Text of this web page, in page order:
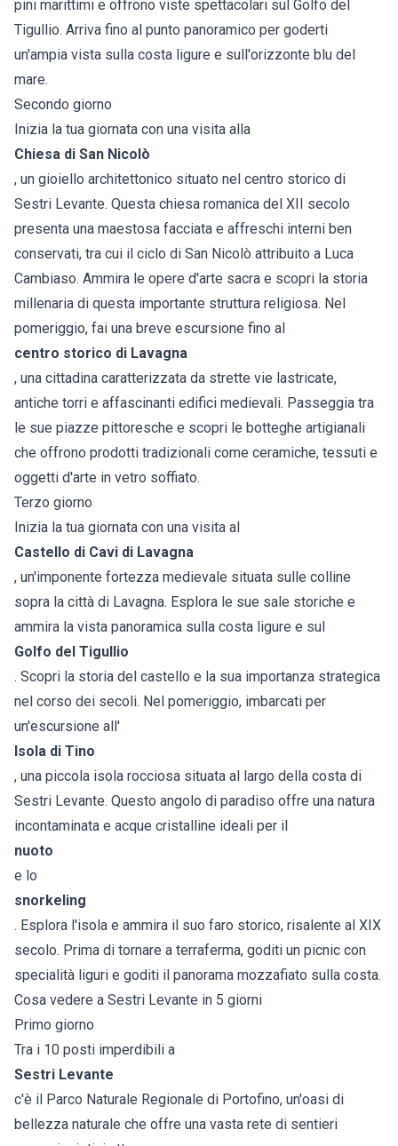
pini marittimi e offrono viste spettacolari sul Golfo del
Tigullio. Arriva fino al punto panoramico per goderti
un'ampia vista sulla costa ligure e sull'orizzonte blu del
mare.
Secondo giorno
Inizia la tua giornata con una visita alla
Chiesa di San Nicolò
, un gioiello architettonico situato nel centro storico di
Sestri Levante. Questa chiesa romanica del XII secolo
presenta una maestosa facciata e affreschi interni ben
conservati, tra cui il ciclo di San Nicolò attribuito a Luca
Cambiaso. Ammira le opere d'arte sacra e scopri la storia
millenaria di questa importante struttura religiosa. Nel
pomeriggio, fai una breve escursione fino al
centro storico di Lavagna
, una cittadina caratterizzata da strette vie lastricate,
antiche torri e affascinanti edifici medievali. Passeggia tra
le sue piazze pittoresche e scopri le botteghe artigianali
che offrono prodotti tradizionali come ceramiche, tessuti e
oggetti d'arte in vetro soffiato.
Terzo giorno
Inizia la tua giornata con una visita al
Castello di Cavi di Lavagna
, un'imponente fortezza medievale situata sulle colline
sopra la città di Lavagna. Esplora le sue sale storiche e
ammira la vista panoramica sulla costa ligure e sul
Golfo del Tigullio
. Scopri la storia del castello e la sua importanza strategica
nel corso dei secoli. Nel pomeriggio, imbarcati per
un'escursione all'
Isola di Tino
, una piccola isola rocciosa situata al largo della costa di
Sestri Levante. Questo angolo di paradiso offre una natura
incontaminata e acque cristalline ideali per il
nuoto
e lo
snorkeling
. Esplora l'isola e ammira il suo faro storico, risalente al XIX
secolo. Prima di tornare a terraferma, goditi un picnic con
specialità liguri e goditi il panorama mozzafiato sulla costa.
Cosa vedere a Sestri Levante in 5 giorni
Primo giorno
Tra i 10 posti imperdibili a
Sestri Levante
c'è il Parco Naturale Regionale di Portofino, un'oasi di
bellezza naturale che offre una vasta rete di sentieri